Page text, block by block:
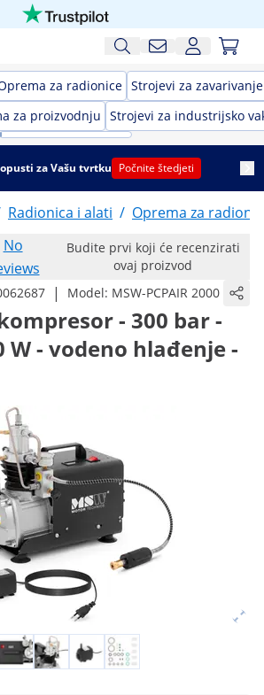
za radionice Strojevi za zavarivanje
za proizvodnju Strojevi za industrijsko
za Vašu tvrtku Počnite štedjeti
Radionica i alati / Oprema za
No
Budite prvi koji će recenzirati
ovaj proizvod
| Model: MSW-PCPAIR 2000
- 300 bar -
W - vodeno hlađenje -